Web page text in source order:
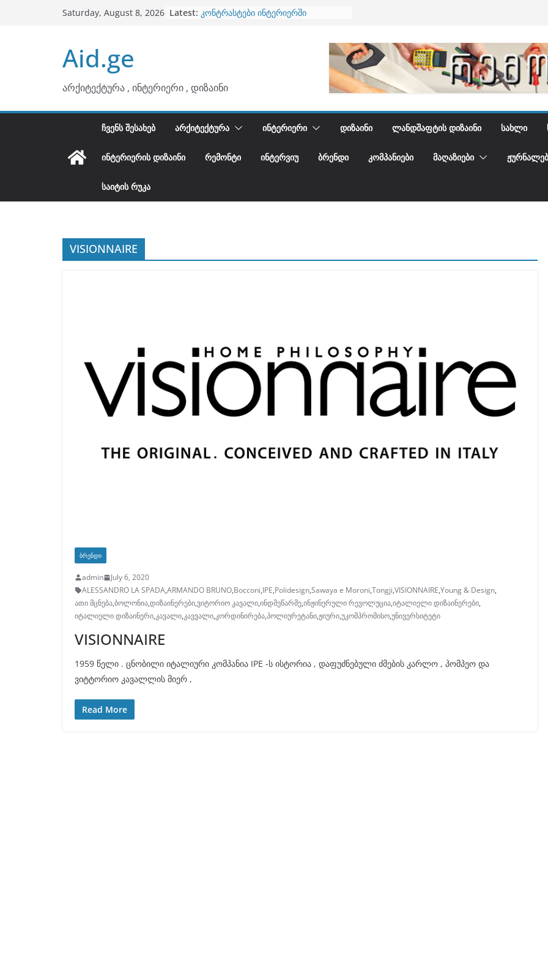
Saturday, August 8, 2026 Latest: კონტრასტები ინტერიერში
Aid.ge
არქიტექტურა , ინტერიერი , დიზაინი
ᲩᲕᲔᲜᲡ ᲨᲔᲡᲐᲮᲔᲑ ᲐᲠᲥᲘᲢᲔᲥᲢᲣᲠᲐ ᲘᲜᲢᲔᲠᲘᲔᲠᲘ ᲓᲘᲖᲐᲘᲜᲘ ᲚᲐᲜᲓᲨᲐᲤᲢᲘᲡ ᲓᲘᲖᲐᲘᲜᲘ ᲡᲐᲮᲚᲘ
ᲘᲜᲢᲔᲠᲘᲔᲠᲘᲡ ᲓᲘᲖᲐᲘᲜᲘ ᲠᲔᲛᲝᲜᲢᲘ ᲘᲜᲢᲔᲠᲕᲘᲣ ᲑᲠᲔᲜᲓᲘ ᲙᲝᲛᲞᲐᲜᲘᲔᲑᲘ ᲛᲐᲦᲐᲖᲘᲔᲑᲘ
ᲡᲐᲘᲢᲘᲡ ᲠᲣᲙᲐ
VISIONNAIRE
ᲑᲠᲔᲜᲓᲘ
admin
July 6, 2020
ALESSANDRO LA SPADA,ARMANDO BRUNO,Bocconi,IPE,Polidesign,Sawaya e Moroni,Tongji,VISIONNAIRE,Young & Design,
ათი მცნება,ბოლონია,დიზაინერები,ვიტორიო კავალი,ინდმეწარმე,ინჟინერული რევოლუცია,იტალიელი დიზაინერები,
იტალიელი დიზაინერი,კავალი,კავვალი,კორდინირება,პოლიურეტანი,ჟიური,უკომპრომისო,უნივერსიტეტი
VISIONNAIRE
1959 წელი . ცნობილი იტალიური კომპანია IPE -ს ისტორია , დაფუძნებული ძმების კარლო , პომპეო და
ვიტტორიო კავალლის მიერ ,
Read More